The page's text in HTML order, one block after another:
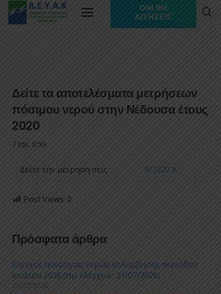
ONLINE
ΑΙΤΉΣΕΙΣ
Δείτε τα αποτελέσματα μετρήσεων
πόσιμου νερού στην Νέδουσα έτους
2020
7 Ιαν, 8:59
Δείτε την μέτρηση στις : 9/2020 A
Post Views: 0
Πρόσφατα άρθρα
Έλεγχος ποιότητας νερών κολύμβησης περιόδου
Ιουλίου 2026 (Ημ. ελέγχου : 21/07/2026)
24/07/2026